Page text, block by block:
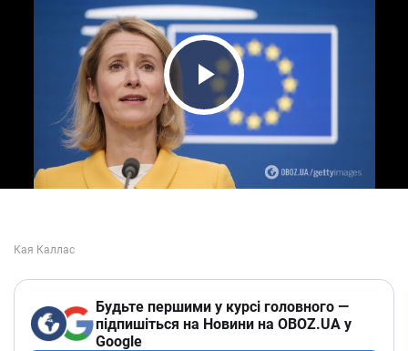
Play Video
Будьте першими у курсі головного —
підпишіться на Новини на OBOZ.UA у
Google